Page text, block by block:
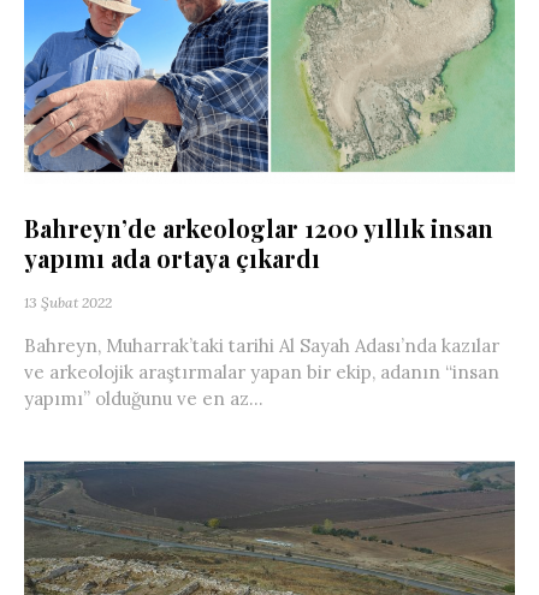
Bahreyn’de arkeologlar 1200 yıllık insan
yapımı ada ortaya çıkardı
13 Şubat 2022
Bahreyn, Muharrak’taki tarihi Al Sayah Adası’nda kazılar
ve arkeolojik araştırmalar yapan bir ekip, adanın “insan
yapımı” olduğunu ve en az...